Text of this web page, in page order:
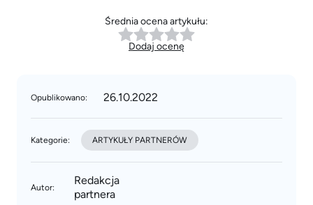
Średnia ocena artykułu:
Dodaj ocenę
Autor:
Redakcja
partnera
Opublikowano: 26.10.2022
Kategorie: ARTYKUŁY PARTNERÓW